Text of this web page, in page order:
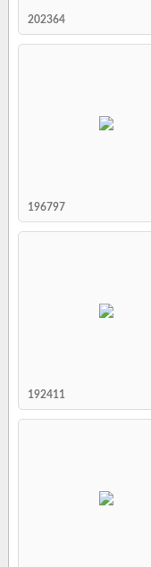
202364
196797
192411